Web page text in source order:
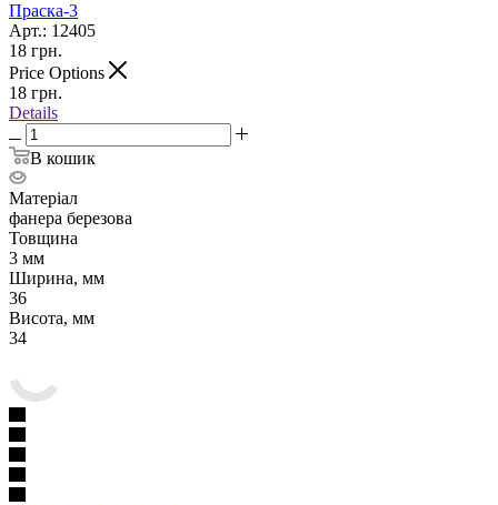
Праска-3
Арт.: 12405
18 грн.
Price Options
18 грн.
Details
В кошик
Матеріал
фанера березова
Товщина
3 мм
Ширина, мм
36
Висота, мм
34